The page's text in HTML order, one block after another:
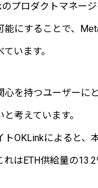
プロダクトマネー
能にすることで、
います。
心を持つユーザーに
考えています。
トOKLinkによると、
れはETH供給量の13.2